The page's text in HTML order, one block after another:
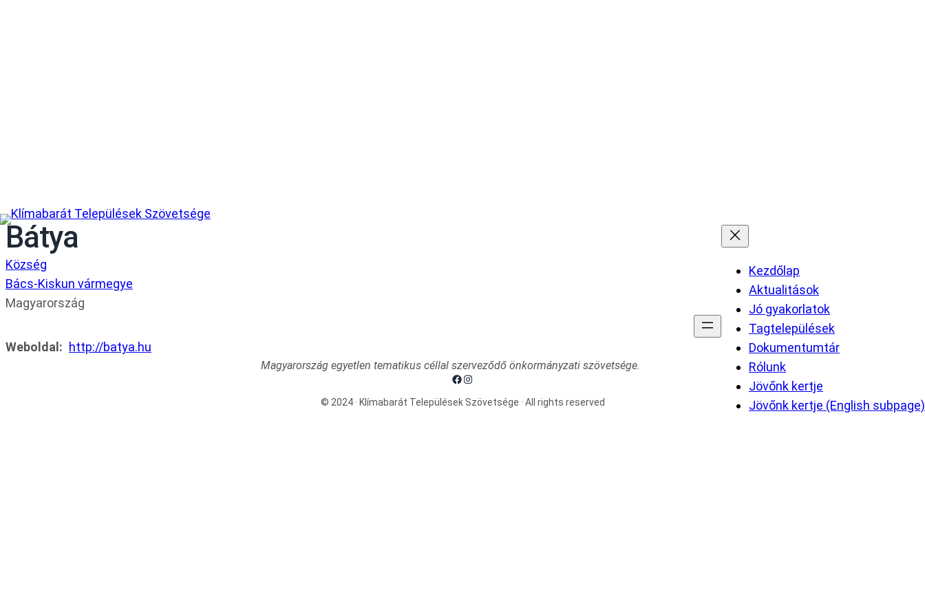
Kezdőlap
Aktualitások
Jó gyakorlatok
Tagtelepülések
Dokumentumtár
Rólunk
Jövőnk kertje
Jövőnk kertje (English subpage)
Bátya
Község
Bács-Kiskun vármegye
Magyarország
Weboldal: http://batya.hu
Magyarország egyetlen tematikus céllal szerveződő önkormányzati szövetsége.
Facebook
Instagram
© 2024 · Klímabarát Települések Szövetsége · All rights reserved